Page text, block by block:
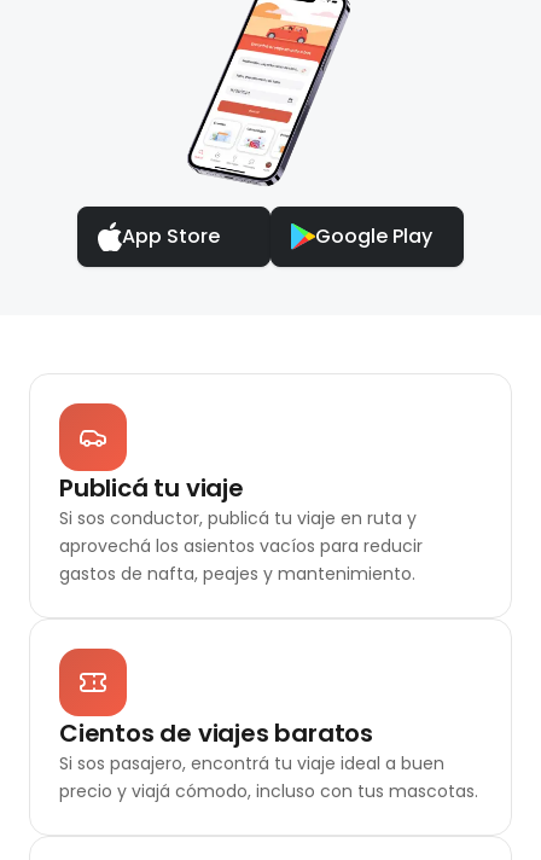
App Store Google Play
Publicá tu viaje
Si sos conductor, publicá tu viaje en ruta y
aprovechá los asientos vacíos para reducir
gastos de nafta, peajes y mantenimiento.
Cientos de viajes baratos
Si sos pasajero, encontrá tu viaje ideal a buen
precio y viajá cómodo, incluso con tus mascotas.